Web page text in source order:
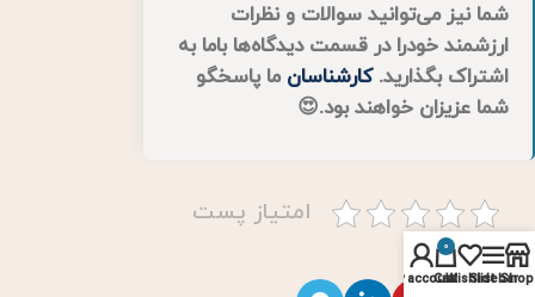
شما نیز می‌توانید سوالات و نظرات
ارزشمند خودرا در قسمت دیدگاه‌ها باما به
اشتراک بگذارید.کارشناسانما پاسخگو
شما عزیزان خواهند بود.😍
امتیاز پست
Shop
Sidebar
Wishlist
0
Cart
My account